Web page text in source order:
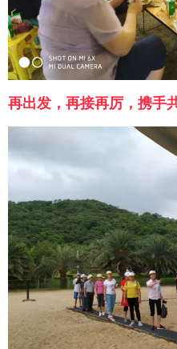
再出发，再接再厉，携手